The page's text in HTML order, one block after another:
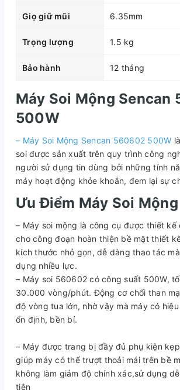
Giọ giữ mũi 6.35mm
Trọng lượng 1.5 kg
Bảo hành 12 tháng
Máy Soi Mộng Sencan
500W
– Máy Soi Mộng Sencan 560602 500W
soi được sản xuất trên quy trình công
người sử dụng tin dùng bởi những tính
máy hoạt động khỏe khoắn, đem lại sự
Ưu Điểm Máy Soi
– Máy soi mộng là công cụ được thiết kế
cho công đoạn hoàn thiện bề mặt thiết
kích thước nhỏ gọn, dễ dàng thao tác
dụng nhiều lực.
– Máy soi 560602 có công suất 500W,
30.000 vòng/phút. Động cơ chổi than
độ vòng tua lớn, nhờ vậy mà máy có
ổn định, bền bỉ.
– Máy được trang bị đầy đủ phụ kiện
giúp máy có thể trượt thoải mái trên bề
không làm giảm độ chính xác,sử dụng
tiện